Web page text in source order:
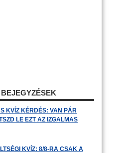
KVÍZ KÉRDÉS: VAN PÁR
LE EZT AZ IZGALMAS
KVÍZ: 8/8-RA CSAK A